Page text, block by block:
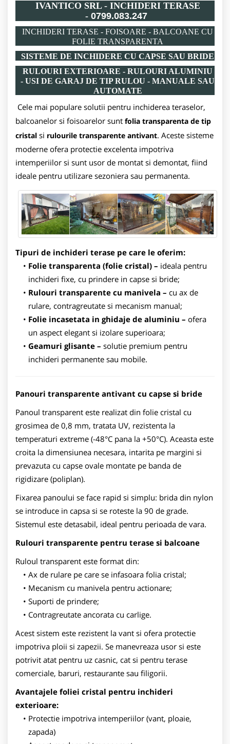
IVANTICO SRL - INCHIDERI TERASE
- 0799.083.247
INCHIDERI TERASE - FOISOARE - BALCOANE CU
FOLIE TRANSPARENTA
SISTEME DE INCHIDERE CU CAPSE SAU BRIDE
RULOURI EXTERIOARE - RULOURI ALUMINIU
- USI DE GARAJ DE TIP RULOU - MANUALE SAU
AUTOMATE
Cele mai populare solutii pentru inchiderea teraselor,
balcoanelor si foisoarelor sunt folia transparenta de tip
cristal si rulourile transparente antivant. Aceste sisteme
moderne ofera protectie excelenta impotriva
intemperiilor si sunt usor de montat si demontat, fiind
ideale pentru utilizare sezoniera sau permanenta.
Tipuri de inchideri terase pe care le oferim:
Folie transparenta (folie cristal) – ideala pentru
inchideri fixe, cu prindere in capse si bride;
Rulouri transparente cu manivela – cu ax de
rulare, contragreutate si mecanism manual;
Folie incasetata in ghidaje de aluminiu – ofera
un aspect elegant si izolare superioara;
Geamuri glisante – solutie premium pentru
inchideri permanente sau mobile.
Panouri transparente antivant cu capse si bride
Panoul transparent este realizat din folie cristal cu
grosimea de 0,8 mm, tratata UV, rezistenta la
temperaturi extreme (-48°C pana la +50°C). Aceasta este
croita la dimensiunea necesara, intarita pe margini si
prevazuta cu capse ovale montate pe banda de
rigidizare (poliplan).
Fixarea panoului se face rapid si simplu: brida din nylon
se introduce in capsa si se roteste la 90 de grade.
Sistemul este detasabil, ideal pentru perioada de vara.
Rulouri transparente pentru terase si balcoane
Ruloul transparent este format din:
Ax de rulare pe care se infasoara folia cristal;
Mecanism cu manivela pentru actionare;
Suporti de prindere;
Contragreutate ancorata cu carlige.
Acest sistem este rezistent la vant si ofera protectie
impotriva ploii si zapezii. Se manevreaza usor si este
potrivit atat pentru uz casnic, cat si pentru terase
comerciale, baruri, restaurante sau filigorii.
Avantajele foliei cristal pentru inchideri
exterioare:
Protectie impotriva intemperiilor (vant, ploaie,
zapada)